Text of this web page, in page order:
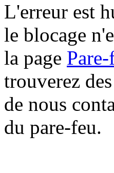
L'erreur est
le blocage
la page
trouverez
de nous
du pare-feu.